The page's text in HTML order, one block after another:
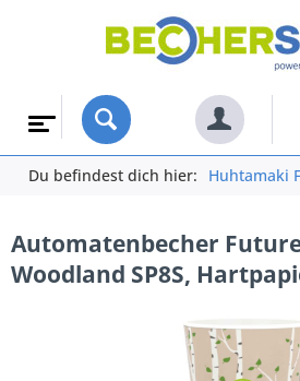
Du befindest dich hier: Huhtamaki
Automatenbecher
Woodland SP8S,